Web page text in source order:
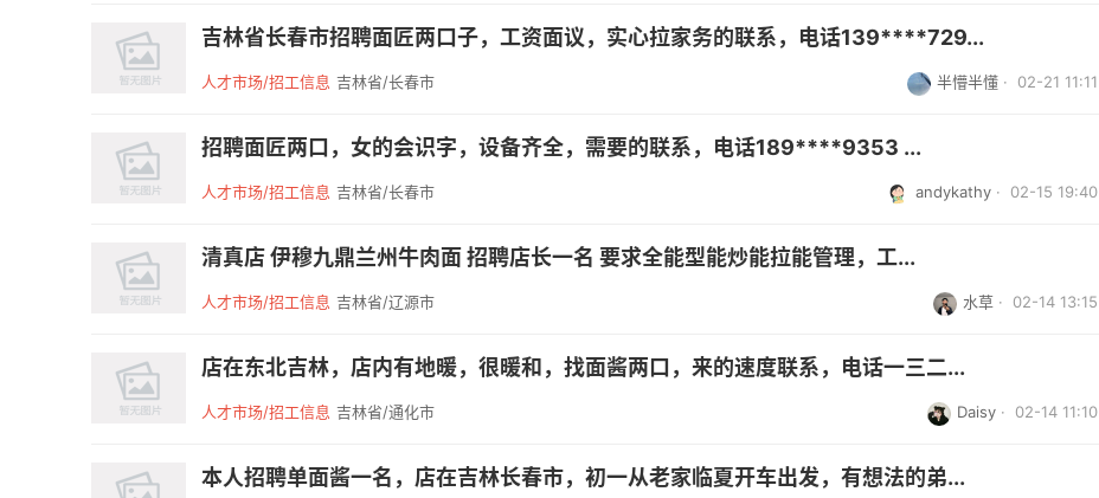
吉林省长春市招聘面匠两口子，工资面议，实心拉家务的联系，电话139****729...
人才市场/招工信息 吉林省/长春市 半懵半懂 · 02-21 11:11
招聘面匠两口，女的会识字，设备齐全，需要的联系，电话189****9353 ...
人才市场/招工信息 吉林省/长春市 andykathy · 02-15 19:40
清真店 伊穆九鼎兰州牛肉面 招聘店长一名 要求全能型能炒能拉能管理，工...
人才市场/招工信息 吉林省/辽源市 水草 · 02-14 13:15
店在东北吉林，店内有地暖，很暖和，找面酱两口，来的速度联系，电话一三二...
人才市场/招工信息 吉林省/通化市 Daisy · 02-14 11:10
本人招聘单面酱一名，店在吉林长春市，初一从老家临夏开车出发，有想法的弟...